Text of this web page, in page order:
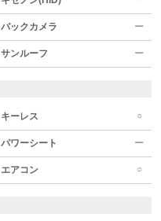
バックカメラ ー
サンルーフ ー
キーレス ○
パワーシート ー
エアコン ○